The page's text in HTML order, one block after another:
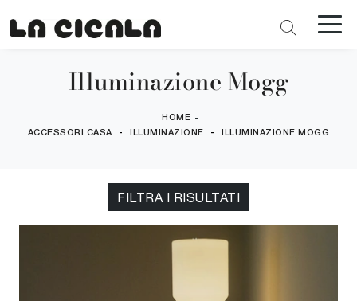
Illuminazione Mogg
HOME -
ACCESSORI CASA - ILLUMINAZIONE - ILLUMINAZIONE MOGG
FILTRA I RISULTATI